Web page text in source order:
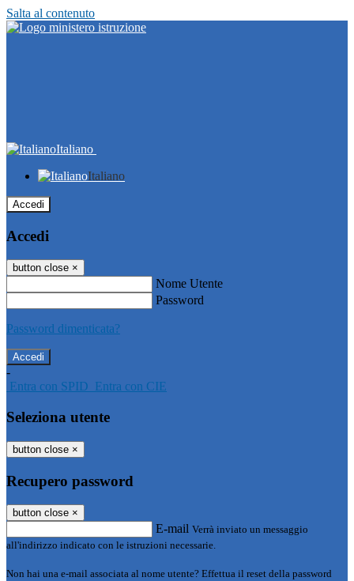
Salta al contenuto
Italiano
Italiano
Accedi
Accedi
button close ×
Nome Utente
Password
Password dimenticata?
-
Entra con SPID Entra con CIE
Seleziona utente
button close ×
Recupero password
button close ×
E-mail Verrà inviato un messaggio
all'indirizzo indicato con le istruzioni necessarie.
Non hai una e-mail associata al nome utente? Effettua il reset della password